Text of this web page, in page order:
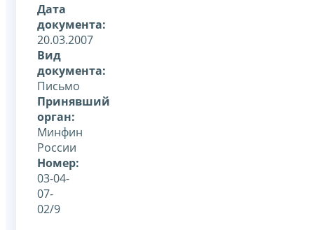
Дата
документа:
20.03.2007
Вид
документа:
Письмо
Принявший
орган:
Минфин
России
Номер:
03-04-
07-
02/9